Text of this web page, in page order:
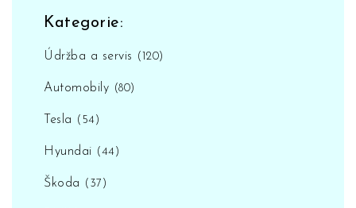
Kategorie:
Údržba a servis (120)
Automobily (80)
Tesla (54)
Hyundai (44)
Škoda (37)